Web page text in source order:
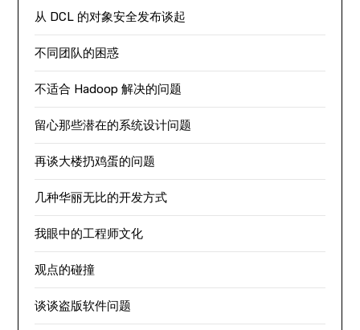
从 DCL 的对象安全发布谈起
不同团队的困惑
不适合 Hadoop 解决的问题
留心那些潜在的系统设计问题
再谈大楼扔鸡蛋的问题
几种华丽无比的开发方式
我眼中的工程师文化
观点的碰撞
谈谈盗版软件问题